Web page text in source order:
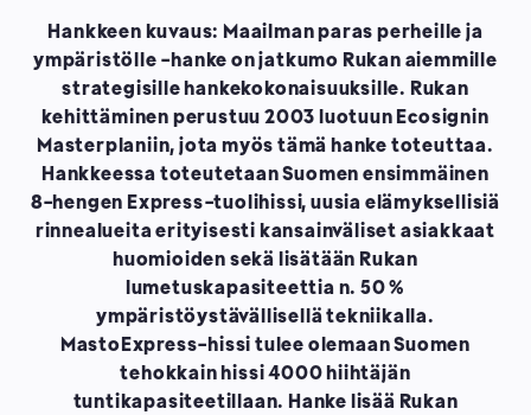
Hankkeen kuvaus: Maailman paras perheille ja
ympäristölle -hanke on jatkumo Rukan aiemmille
strategisille hankekokonaisuuksille. Rukan
kehittäminen perustuu 2003 luotuun Ecosignin
Masterplaniin, jota myös tämä hanke toteuttaa.
Hankkeessa toteutetaan Suomen ensimmäinen
8-hengen Express-tuolihissi, uusia elämyksellisiä
rinnealueita erityisesti kansainväliset asiakkaat
huomioiden sekä lisätään Rukan
lumetuskapasiteettia n. 50 %
ympäristöystävällisellä tekniikalla.
MastoExpress-hissi tulee olemaan Suomen
tehokkain hissi 4000 hiihtäjän
tuntikapasiteetillaan. Hanke lisää Rukan